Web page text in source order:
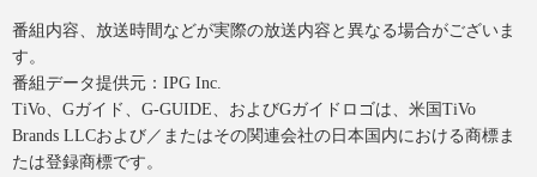
番組内容、放送時間などが実際の放送内容と異なる場合がございま
す。
番組データ提供元：IPG Inc.
TiVo、Gガイド、G-GUIDE、およびGガイドロゴは、米国TiVo
Brands LLCおよび／またはその関連会社の日本国内における商標ま
たは登録商標です。